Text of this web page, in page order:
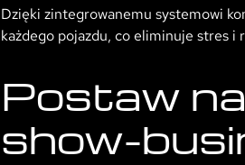
Dzięki zintegrowanemu systemowi
każdego pojazdu, co eliminuje stres i
Postaw
show-